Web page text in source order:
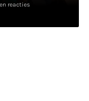
reacties